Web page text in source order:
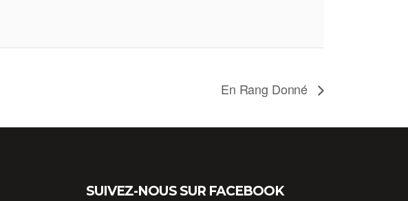
En Rang Donné
SUIVEZ-NOUS SUR FACEBOOK